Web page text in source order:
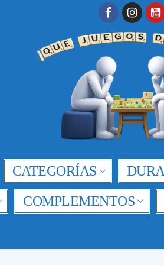
CATEGORÍAS
COMPLEMENTOS